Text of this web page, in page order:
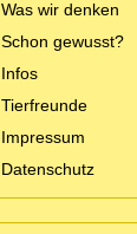
Was wir denken
Schon gewusst?
Infos
Tierfreunde
Impressum
Datenschutz